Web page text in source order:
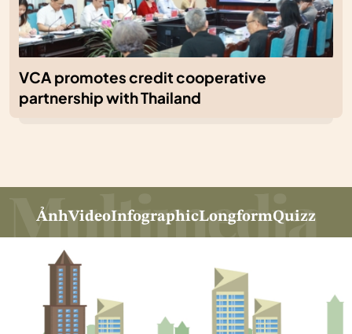
VCA promotes credit cooperative
partnership with Thailand
ẢnhVideoInfographicLongformQuizz